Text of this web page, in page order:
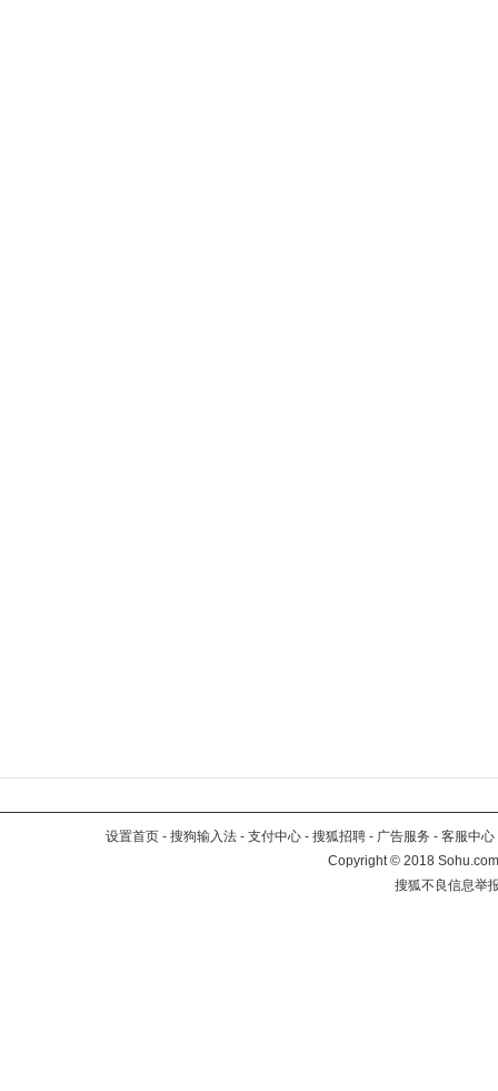
设置首页 - 搜狗输入法 - 支付中心 - 搜狐招聘 - 广告服务 - 客服中心
Copyright©2018
搜狐不良信息举